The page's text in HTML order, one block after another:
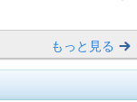
もっと見る